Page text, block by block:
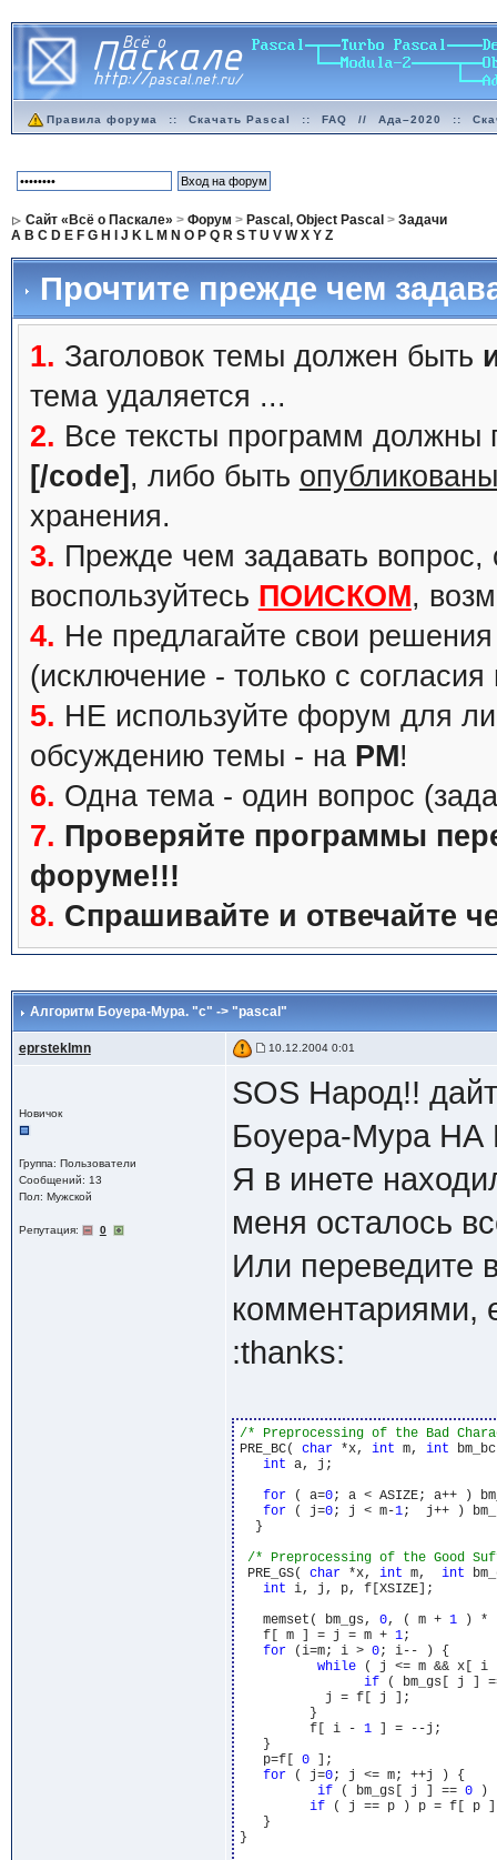
Правила форума :: Скачать Pascal :: FAQ // Ада–2020 ::
Сайт «Всё о Паскале» > Форум > Pascal, Object Pascal > Задачи
A B C D E F G H J K L M N O P Q R S T U V W X Y Z
Прочтите прежде чем
1. Заголовок темы должен быть
тема удаляется ...
2. Все тексты программ должны
[/code] , либо быть
хранения.
3. Прежде чем задавать вопрос,
воспользуйтесь ПОИСКОМ,
4. Не предлагайте свои
(исключение - только с
5. НЕ используйте форум для
обсуждению темы - на PM!
6. Одна тема - один вопрос
7. Проверяйте программы
форуме!!!
8. Спрашивайте и отвечайте
Алгоритм Боуера-Мура. "c" -> "pascal"
eprsteklmn 10.12.2004 0:01
Новичок
Группа: Пользователи
Сообщений: 13
Пол: Мужской
Репутация: 0
SOS Народ!!
Боуера-Мура
Я в инете
меня осталось
Или переведите
комментариями,
:thanks:
/* Preprocessing of the Bad
PRE_BC( char *x, int m, int
int a, j;
for ( a=0; a < ASIZE; a++ )
for ( j=0; j < m-1;  j++ )
  }
/* Preprocessing of the Good
PRE_GS( char *x, int m, int
int i, j, p, f[XSIZE];
   memset( bm_gs,
0, ( m + 1 ) *
   f[ m ] = j = m +
1;
for (i=m; i > 0; i-- ) {
while ( j <= m && x[
if ( bm_gs[ j ]
	 f[ i -
1 ] = --j;
   }
   p=f[
0 ];
for ( j=0; j <= m; ++j ) {
if ( bm_gs[ j ] == 0 )
if ( j == p ) p = f[ p
   }
}